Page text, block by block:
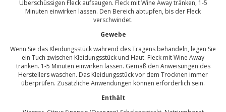
Überschüssigen Fleck aufsaugen. Fleck mit Wine Away tränken, 1-5
Minuten einwirken lassen. Den Bereich abtupfen, bis der Fleck
verschwindet.
Gewebe
Wenn Sie das Kleidungsstück während des Tragens behandeln, legen Sie
ein Tuch zwischen Kleidungsstück und Haut. Fleck mit Wine Away
tränken. 1-5 Minuten einwirken lassen. Gemäß den Anweisungen des
Herstellers waschen. Das Kleidungsstück vor dem Trocknen immer
überprüfen. Zusätzliche Anwendungen können erforderlich sein.
Enthält